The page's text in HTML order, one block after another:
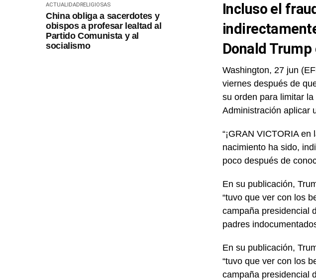
ACTUALIDADRELIGIOSAS
China obliga a sacerdotes y
obispos a profesar lealtad al
Partido Comunista y al
socialismo
Incluso el
Donald Trump
Washington, 27 jun
viernes después de
su orden para limitar
Administración aplicar
“¡GRAN VICTORIA
nacimiento ha sido,
poco después de
En su publicación,
“tuvo que ver con los
campaña presidencial
padres
En su publicación,
“tuvo que ver con los
campaña presidencial